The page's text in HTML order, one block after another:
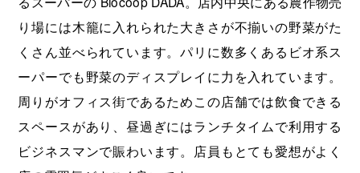
り場には木籠に入れられた大きさが不揃いの野菜がた
くさん並べられています。パリに数多くあるビオ系ス
ーパーでも野菜のディスプレイに力を入れています。
周りがオフィス街であるためこの店舗では飲食できる
スペースがあり、昼過ぎにはランチタイムで利用する
ビジネスマンで賑わいます。店員もとても愛想がよく